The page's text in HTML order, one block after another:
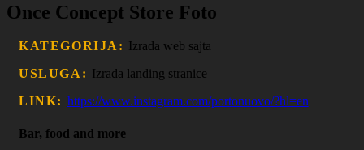
Once Concept Store Foto
KATEGORIJA: Izrada web sajta
USLUGA: Izrada landing stranice
LINK: https://www.instagram.com/portonuovo/?hl=en
Bar, food and more